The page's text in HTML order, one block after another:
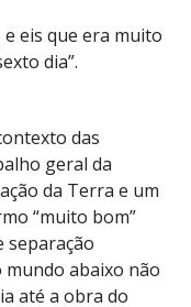
eis que era muito
dia”.
das
geral da
da Terra e um
“muito bom”
separação
mundo abaixo não
até a obra do